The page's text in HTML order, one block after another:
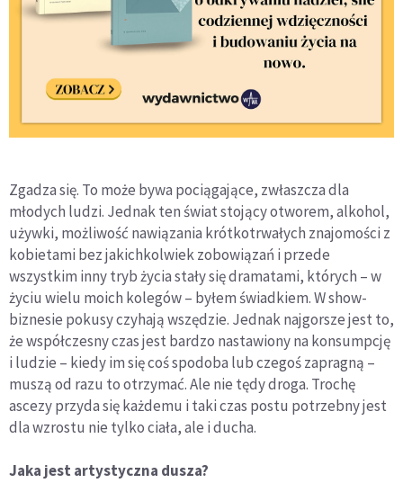
Zgadza się. To może bywa pociągające, zwłaszcza dla
młodych ludzi. Jednak ten świat stojący otworem, alkohol,
używki, możliwość nawiązania krótkotrwałych znajomości z
kobietami bez jakichkolwiek zobowiązań i przede
wszystkim inny tryb życia stały się dramatami, których – w
życiu wielu moich kolegów – byłem świadkiem. W show-
biznesie pokusy czyhają wszędzie. Jednak najgorsze jest to,
że współczesny czas jest bardzo nastawiony na konsumpcję
i ludzie – kiedy im się coś spodoba lub czegoś zapragną –
muszą od razu to otrzymać. Ale nie tędy droga. Trochę
ascezy przyda się każdemu i taki czas postu potrzebny jest
dla wzrostu nie tylko ciała, ale i ducha.
Jaka jest artystyczna dusza?